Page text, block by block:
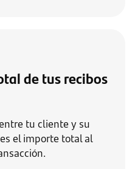
de tus recibos
tu cliente y su
el importe total al